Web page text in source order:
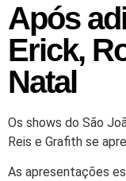
Após
Erick,
Natal
Os shows do São
Reis e Grafith se
As apresentações